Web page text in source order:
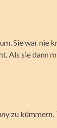
Sie war nie
Als sie dann
zu